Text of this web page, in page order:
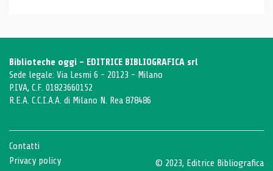
Biblioteche oggi - EDITRICE BIBLIOGRAFICA srl
Sede legale: Via Lesmi 6 - 20123 - Milano
P.IVA, C.F. 01823660152
R.E.A. C.C.I.A.A. di Milano N. Rea 878486
Contatti
Privacy policy
© 2023, Editrice Bibliografica